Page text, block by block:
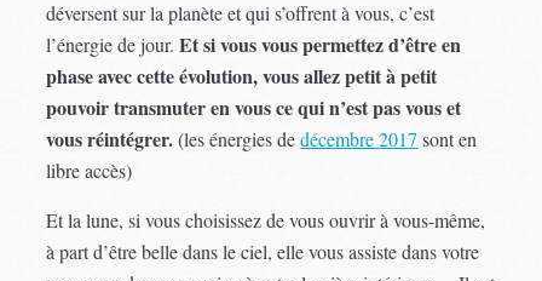
déversent sur la planète et qui s’offrent à vous, c’est
l’énergie de jour.Et si vous vous permettez d’être en
phase avec cette évolution, vous allez petit à petit
pouvoir transmuter en vous ce qui n’est pas vous et
vous réintégrer.(les énergies dedécembre 2017 sont en
libre accès)
Et la lune, si vous choisissez de vous ouvrir à vous-même,
à part d’être belle dans le ciel, elle vous assiste dans votre